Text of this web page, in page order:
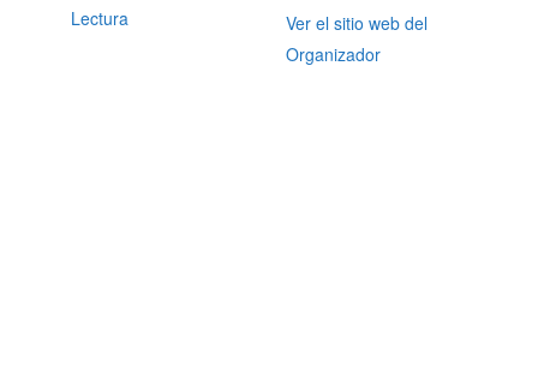
Lectura
Ver el sitio web del
Organizador